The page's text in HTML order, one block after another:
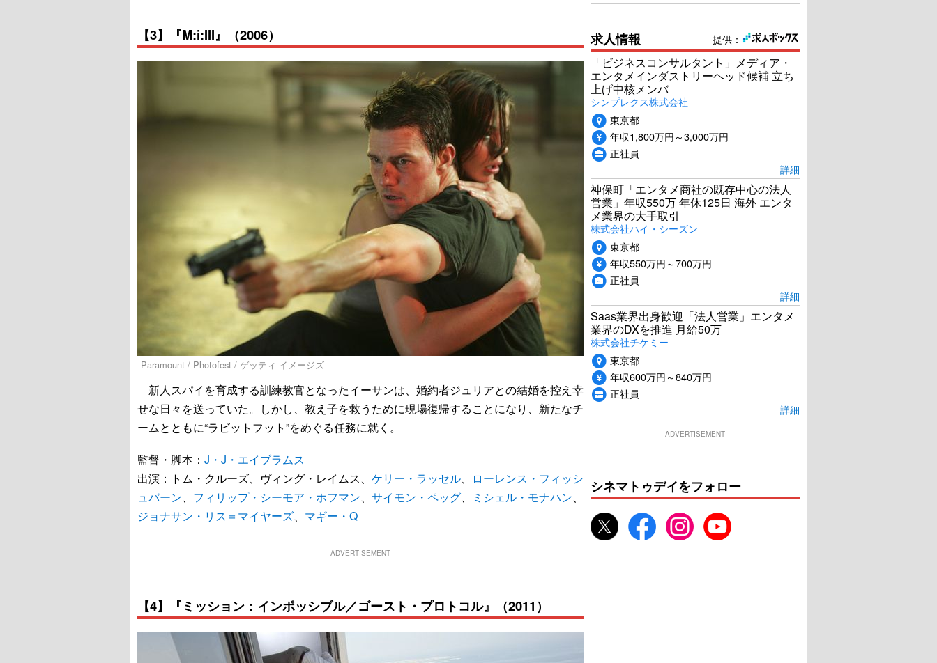
【3】『M:i:III』（2006）
Paramount / Photofest / ゲッティ イメージズ
新人スパイを育成する訓練教官となったイーサンは、婚約者ジュリアとの結婚を控え幸
せな日々を送っていた。しかし、教え子を救うために現場復帰することになり、新たなチ
ームとともに“ラビットフット”をめぐる任務に就く。
監督・脚本： J・J・エイブラムス
出演：トム・クルーズ、ヴィング・レイムス、 ケリー・ラッセル、
ローレンス・フィッシ
ュバーン、 フィリップ・シーモア・ホフマン、 サイモン・ペッグ、 ミシェル・モナハン、
ジョナサン・リス＝マイヤーズ、 マギー・Q
ADVERTISEMENT
【4】『ミッション：インポッシブル／ゴースト・プロトコル』（2011）
提供：
求人情報
「ビジネスコンサルタント」メディア・
エンタメインダストリーヘッド候補 立ち
上げ中核メンバ
シンプレクス株式会社
東京都
年収1,800万円～3,000万円
正社員
詳細
神保町「エンタメ商社の既存中心の法人
営業」年収550万 年休125日 海外 エンタ
メ業界の大手取引
株式会社ハイ・シーズン
東京都
年収550万円～700万円
正社員
詳細
Saas業界出身歓迎「法人営業」エンタメ
業界のDXを推進 月給50万
株式会社チケミー
東京都
年収600万円～840万円
正社員
詳細
ADVERTISEMENT
シネマトゥデイをフォロー